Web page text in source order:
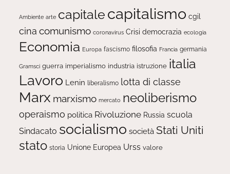
Ambiente arte capitale capitalismo cgil
cina comunismo coronavirus Crisi democrazia ecologia
Economia Europa fascismo filosofia Francia germania
Gramsci guerra imperialismo industria istruzione italia
Lavoro Lenin liberalismo lotta di classe
Marx marxismo mercato neoliberismo
operaismo politica Rivoluzione Russia scuola
Sindacato socialismo società Stati Uniti
stato storia Unione Europea Urss valore